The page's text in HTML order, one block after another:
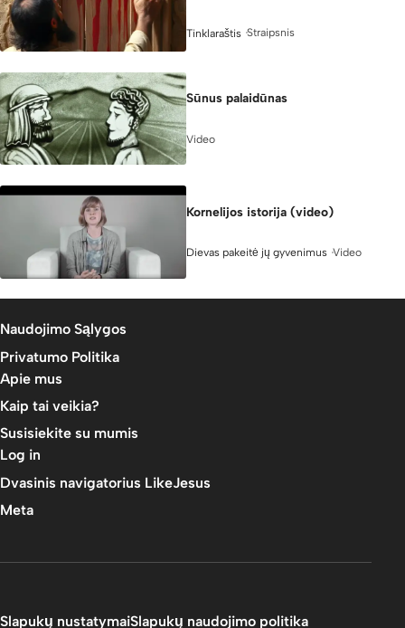
Tinklaraštis Straipsnis
Sūnus palaidūnas
Video
Kornelijos istorija (video)
Dievas pakeitė jų gyvenimus Video
Naudojimo Sąlygos
Privatumo Politika
Apie mus
Kaip tai veikia?
Susisiekite su mumis
Log in
Dvasinis navigatorius LikeJesus
Meta
Slapukų nustatymaiSlapukų naudojimo politika